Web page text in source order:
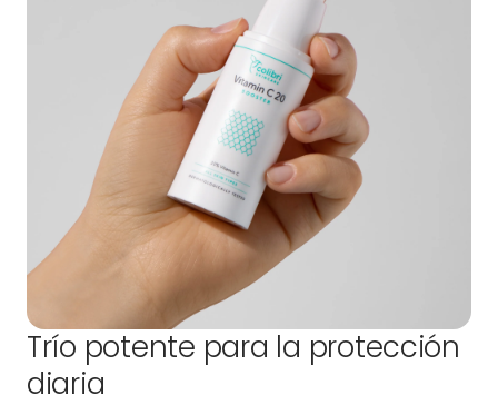
Trío potente para la protección
diaria